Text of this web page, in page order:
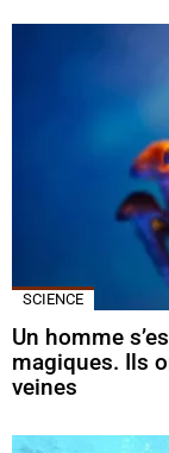
SCIENCE
Un homme
magiques. Ils
veines